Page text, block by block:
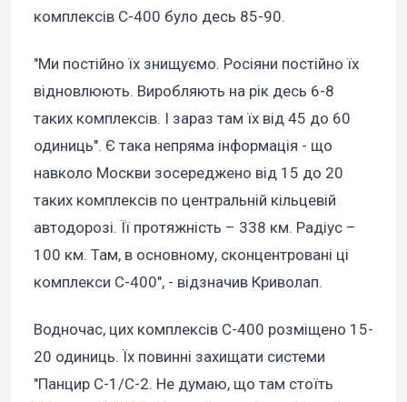
комплексів С-400 було десь 85-90.
"Ми постійно їх знищуємо. Росіяни постійно їх
відновлюють. Виробляють на рік десь 6-8
таких комплексів. І зараз там їх від 45 до 60
одиниць". Є така непряма інформація - що
навколо Москви зосереджено від 15 до 20
таких комплексів по центральній кільцевій
автодорозі. Її протяжність – 338 км. Радіус –
100 км. Там, в основному, сконцентровані ці
комплекси С-400", - відзначив Криволап.
Водночас, цих комплексів С-400 розміщено 15-
20 одиниць. Їх повинні захищати системи
"Панцир С-1/С-2. Не думаю, що там стоїть